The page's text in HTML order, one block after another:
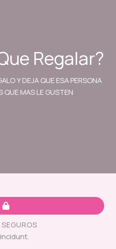
Regalar?
Y DEJA QUE ESA PERSONA
QUE MAS LE GUSTEN